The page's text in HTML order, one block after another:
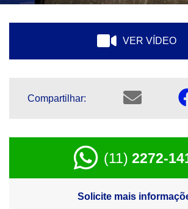
VER VÍDEO
Compartilhar:
(11) 2272-
Solicite mais